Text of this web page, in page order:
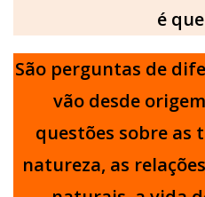
é
São perguntas de
vão desde
questões sobre as
natureza, as